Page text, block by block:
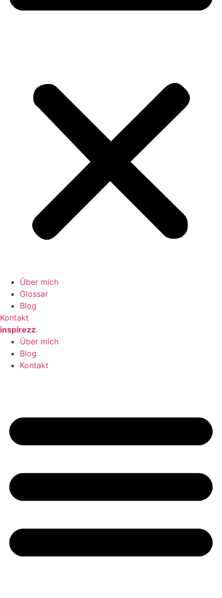
Über mich
Glossar
Blog
Kontakt
inspirezz.
Über mich
Blog
Kontakt